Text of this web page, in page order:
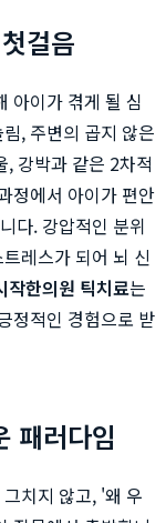
걸음
아이가 겪게 될 심
, 주변의 곱지 않은
, 강박과 같은 2차적
정에서 아이가 편안
다. 강압적인 분위
레스가 되어 뇌 신
작한의원 틱치료는
정적인 경험으로 받
패러다임
치지 않고, '왜 우